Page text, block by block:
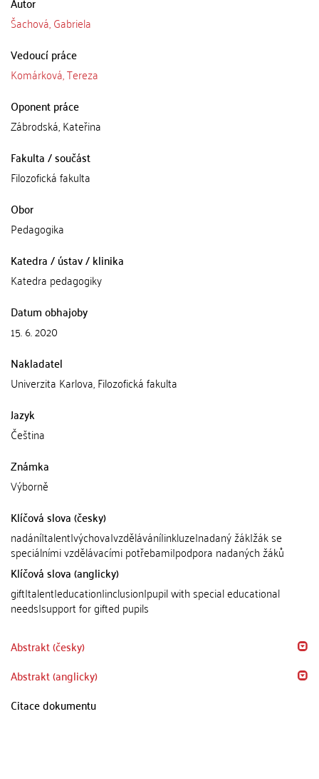
Šachová, Gabriela
Vedoucí práce
Komárková, Tereza
Oponent práce
Zábrodská, Kateřina
Fakulta / součást
Filozofická fakulta
Obor
Pedagogika
Katedra / ústav / klinika
Katedra pedagogiky
Datum obhajoby
15. 6. 2020
Nakladatel
Univerzita Karlova, Filozofická fakulta
Jazyk
Čeština
Známka
Výborně
Klíčová slova (česky)
nadání|talent|výchova|vzdělávání|inkluze|nadaný žák|žák se
speciálními vzdělávacími potřebami|podpora nadaných žáků
Klíčová slova (anglicky)
gift|talent|education|inclusion|pupil with special educational
needs|support for gifted pupils
Abstrakt (česky)
Abstrakt (anglicky)
Citace dokumentu